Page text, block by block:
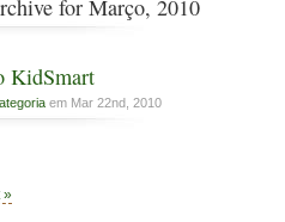
for Março, 2010
KidSmart
em Mar 22nd, 2010
»